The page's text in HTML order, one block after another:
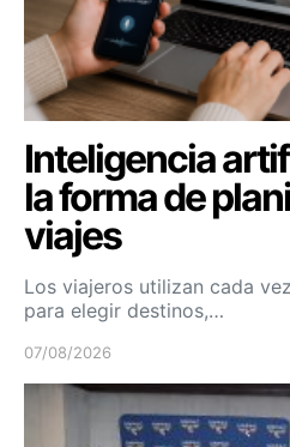
Inteligencia
la forma de
viajes
Los viajeros utilizan cada
para elegir destinos,…
07/08/2026